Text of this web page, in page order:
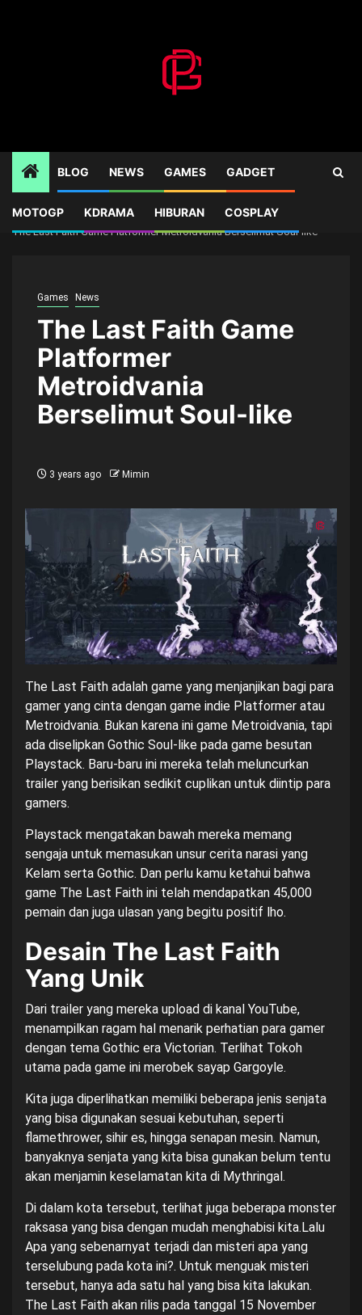
BLOG NEWS GAMES GADGET
MOTOGP KDRAMA HIBURAN COSPLAY
Home
Games
The Last Faith Game Platformer Metroidvania Berselimut Soul-like
Games News
The Last Faith Game
Platformer
Metroidvania
Berselimut Soul-like
3 years ago Mimin
The Last Faith adalah game yang menjanjikan bagi para
gamer yang cinta dengan game indie Platformer atau
Metroidvania. Bukan karena ini game Metroidvania, tapi
ada diselipkan Gothic Soul-like pada game besutan
Playstack. Baru-baru ini mereka telah meluncurkan
trailer yang berisikan sedikit cuplikan untuk diintip para
gamers.
Playstack mengatakan bawah mereka memang
sengaja untuk memasukan unsur cerita narasi yang
Kelam serta Gothic. Dan perlu kamu ketahui bahwa
game The Last Faith ini telah mendapatkan 45,000
pemain dan juga ulasan yang begitu positif lho.
Desain The Last Faith
Yang Unik
Dari trailer yang mereka upload di kanal YouTube,
menampilkan ragam hal menarik perhatian para gamer
dengan tema Gothic era Victorian. Terlihat Tokoh
utama pada game ini merobek sayap Gargoyle.
Kita juga diperlihatkan memiliki beberapa jenis senjata
yang bisa digunakan sesuai kebutuhan, seperti
flamethrower, sihir es, hingga senapan mesin. Namun,
banyaknya senjata yang kita bisa gunakan belum tentu
akan menjamin keselamatan kita di Mythringal.
Di dalam kota tersebut, terlihat juga beberapa monster
raksasa yang bisa dengan mudah menghabisi kita.Lalu
Apa yang sebenarnyat terjadi dan misteri apa yang
terselubung pada kota ini?. Untuk menguak misteri
tersebut, hanya ada satu hal yang bisa kita lakukan.
The Last Faith akan rilis pada tanggal 15 November